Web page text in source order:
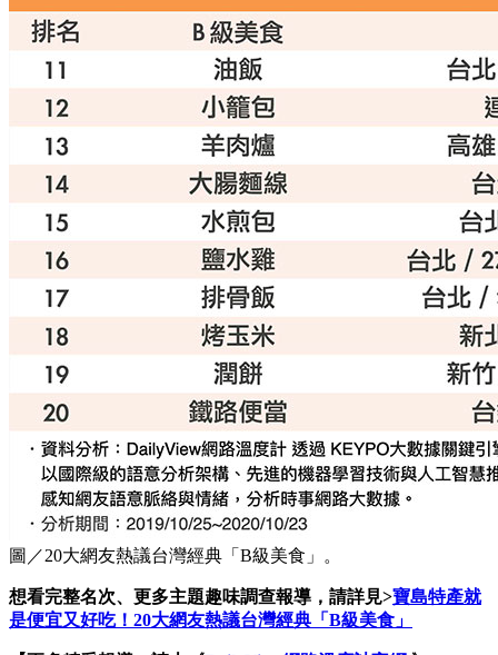
圖／20大網友熱議台灣經典「B級美食」。
想看完整名次、更多主題趣味調查報導，請詳見>寶島特產就
是便宜又好吃！20大網友熱議台灣經典「B級美食」